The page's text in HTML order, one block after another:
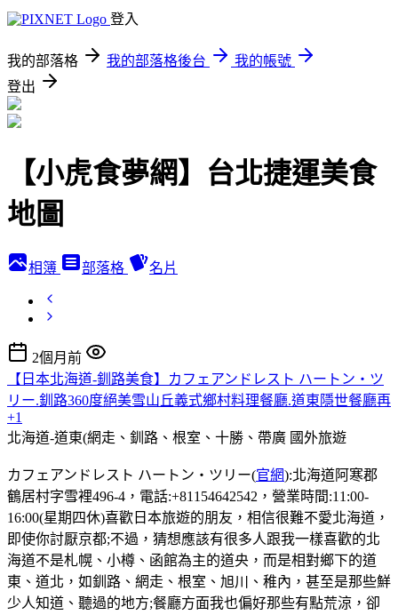
登入
我的部落格 我的部落格後台
我的帳號
登出
【小虎食夢網】台北捷運美食
地圖
相簿 部落格 名片
2個月前
【日本北海道-釧路美食】カフェアンドレスト ハートン・ツ
リー.釧路360度絕美雪山丘義式鄉村料理餐廳.道東隱世餐廳再
+1
北海道-道東(網走、釧路、根室、十勝、帶廣 國外旅遊
カフェアンドレスト ハートン・ツリー(官網):北海道阿寒郡
鶴居村字雪裡496-4，電話:+81154642542，營業時間:11:00-
16:00(星期四休)喜歡日本旅遊的朋友，相信很難不愛北海道，
即使你討厭京都;不過，猜想應該有很多人跟我一樣喜歡的北
海道不是札幌、小樽、函館為主的道央，而是相對鄉下的道
東、道北，如釧路、網走、根室、旭川、稚內，甚至是那些鮮
少人知道、聽過的地方;餐廳方面我也偏好那些有點荒涼，卻